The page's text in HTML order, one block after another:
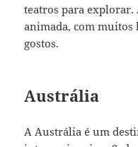
teatros para
animada, com muitos
gostos.
Austrália
A Austrália é um